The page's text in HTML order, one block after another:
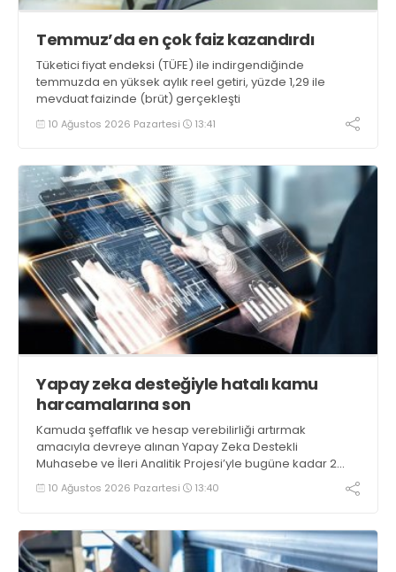
Temmuz’da en çok faiz kazandırdı
Tüketici fiyat endeksi (TÜFE) ile indirgendiğinde
temmuzda en yüksek aylık reel getiri, yüzde 1,29 ile
mevduat faizinde (brüt) gerçekleşti
10 Ağustos 2026 Pazartesi 13:41
Yapay zeka desteğiyle hatalı kamu
harcamalarına son
Kamuda şeffaflık ve hesap verebilirliği artırmak
amacıyla devreye alınan Yapay Zeka Destekli
Muhasebe ve İleri Analitik Projesi’yle bugüne kadar 2
milyar liranın üzerinde verimsizlik riski taşıyan kamu
harcaması tespit edildi
10 Ağustos 2026 Pazartesi 13:40